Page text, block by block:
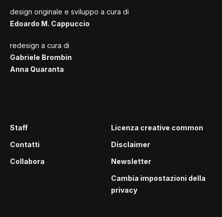
design originale e sviluppo a cura di
Edoardo M. Cappuccio
redesign a cura di
Gabriele Brombin
Anna Quaranta
Staff
Contatti
Collabora
Licenza creative common
Disclaimer
Newsletter
Cambia impostazioni della
privacy